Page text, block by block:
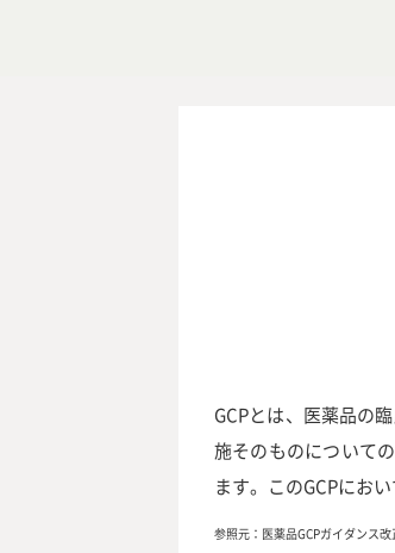
GCPとは、医薬品の
施そのものについて
ます。このGCPにお
参照元： 医薬品GCPガイダンス